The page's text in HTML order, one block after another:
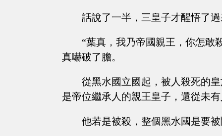
話說了一半，三皇子才醒悟了
“葉真，我乃帝國親王，你怎敢
真嚇破了膽。
從黑水國立國起，被人殺死的
是帝位繼承人的親王皇子，還從未
他若是被殺，整個黑水國是要